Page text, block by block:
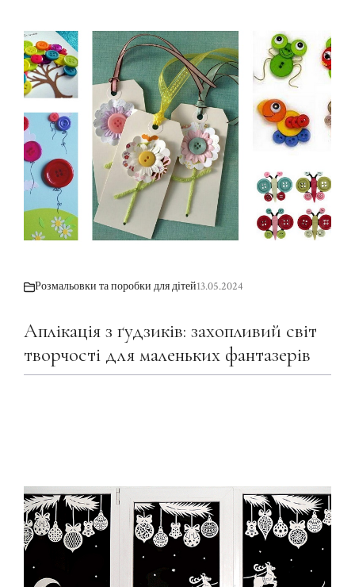
Розмальовки та поробки для дітей13.05.2024
Аплікація з ґудзиків: захопливий світ
творчості для маленьких фантазерів